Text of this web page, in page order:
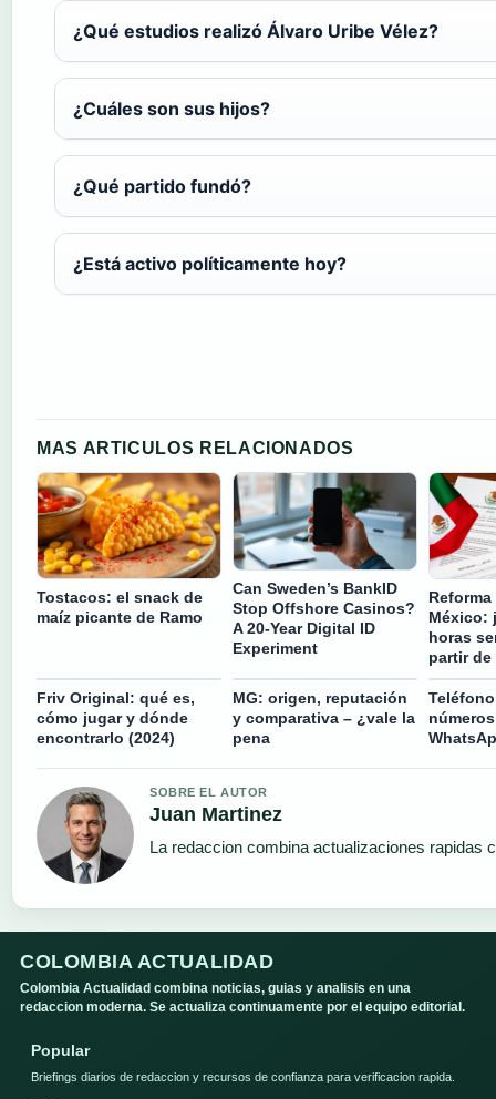
¿Qué estudios realizó Álvaro Uribe Vélez?
¿Cuáles son sus hijos?
¿Qué partido fundó?
¿Está activo políticamente hoy?
MAS ARTICULOS RELACIONADOS
Tostacos: el snack de
maíz picante de Ramo
Can Sweden’s BankID
Stop Offshore Casinos?
A 20-Year Digital ID
Experiment
México:
horas
partir de
Friv Original: qué es,
cómo jugar y dónde
encontrarlo (2024)
MG: origen, reputación
y comparativa – ¿vale la
pena
SOBRE EL AUTOR
Juan Martinez
La redaccion combina actualizaciones rapidas
COLOMBIA ACTUALIDAD
Colombia Actualidad combina noticias, guias y analisis en una
redaccion moderna. Se actualiza continuamente por el equipo editorial.
Popular
Briefings diarios de redaccion y recursos de confianza para verificacion rapida.